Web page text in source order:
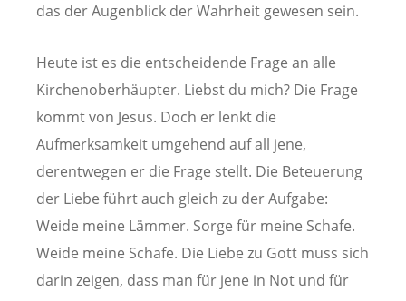
das der Augenblick der Wahrheit gewesen sein.
Heute ist es die entscheidende Frage an alle
Kirchenoberhäupter. Liebst du mich? Die Frage
kommt von Jesus. Doch er lenkt die
Aufmerksamkeit umgehend auf all jene,
derentwegen er die Frage stellt. Die Beteuerung
der Liebe führt auch gleich zu der Aufgabe:
Weide meine Lämmer. Sorge für meine Schafe.
Weide meine Schafe. Die Liebe zu Gott muss sich
darin zeigen, dass man für jene in Not und für